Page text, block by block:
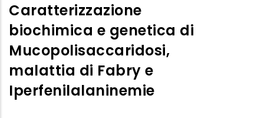
Caratterizzazione
biochimica e genetica di
Mucopolisaccaridosi,
malattia di Fabry e
Iperfenilalaninemie